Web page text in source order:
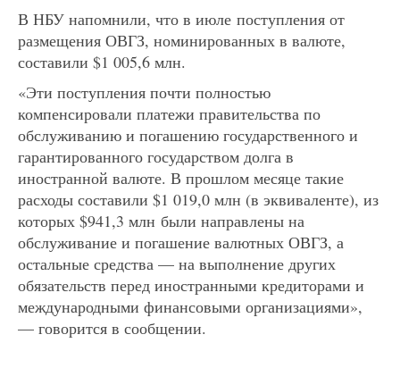
В НБУ напомнили, что в июле поступления от
размещения ОВГЗ, номинированных в валюте,
составили $1 005,6 млн.
«Эти поступления почти полностью
компенсировали платежи правительства по
обслуживанию и погашению государственного и
гарантированного государством долга в
иностранной валюте. В прошлом месяце такие
расходы составили $1 019,0 млн (в эквиваленте), из
которых $941,3 млн были направлены на
обслуживание и погашение валютных ОВГЗ, а
остальные средства — на выполнение других
обязательств перед иностранными кредиторами и
международными финансовыми организациями»,
— говорится в сообщении.